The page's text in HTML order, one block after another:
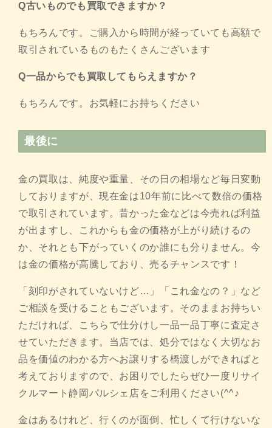
Q古いものでも買取できますか？
もちろんです。ご購入から時間が経っていても高額で
取引されているものもたくさんございます
Q一品からでも買取してもらえますか？
もちろんです。お気軽にお持ちください
最後に
金の買取は、純度や重量、その日の相場など毎日変動
しておりますが、現在金は10年前に比べて数倍の価格
で取引されています。昔かった金などは今売れば利益
が出ますし、これからも金の価格が上がり続けるの
か、それとも下がっていくのか誰にも分りません。今
は金の価格が高騰しており、売るチャンスです！
「刻印がされていないけど…」「これ金なの？」など
ご相談を受けることもございます。そのままお持ちい
ただければ、こちらで仕分けし一品一品丁寧に査定さ
せていただきます。当店では、処分ではなく大切なお
品を価値のわかる方へお譲りする橋渡しができればと
考えておりますので、お困りでしたらぜひ一度リサイ
クルマート静岡パルシェ店をご利用ください(^^♪
金はあるけれど、行くのが面倒、忙しくて行けないな